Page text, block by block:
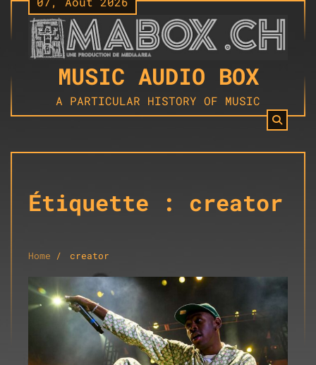
Skip
to
content
MUSIC AUDIO BOX
A PARTICULAR HISTORY OF MUSIC
Étiquette : creator
Home creator